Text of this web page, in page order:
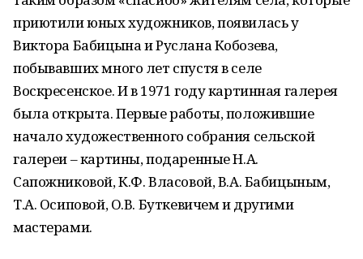
приютили юных художников, появилась у
Виктора Бабицына и Руслана Кобозева,
побывавших много лет спустя в селе
Воскресенское. И в 1971 году картинная галерея
была открыта. Первые работы, положившие
начало художественного собрания сельской
галереи – картины, подаренные Н.А.
Сапожниковой, К.Ф. Власовой, В.А. Бабицыным,
Т.А. Осиповой, О.В. Буткевичем и другими
мастерами.